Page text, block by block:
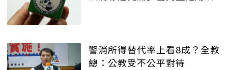
警消所得替代率上看8成？全教
總：公教受不公平對待